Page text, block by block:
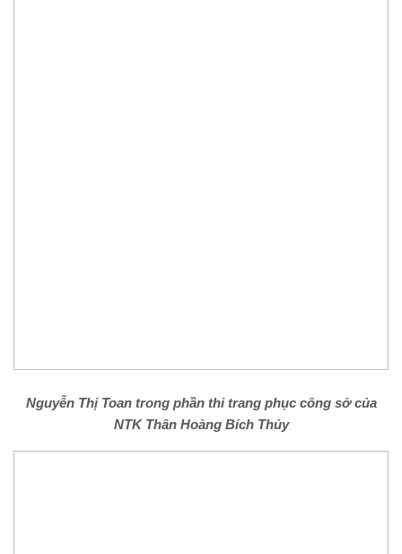
Nguyễn Thị Toan trong phần thi trang phục công sở của
NTK Thân Hoàng Bích Thủy